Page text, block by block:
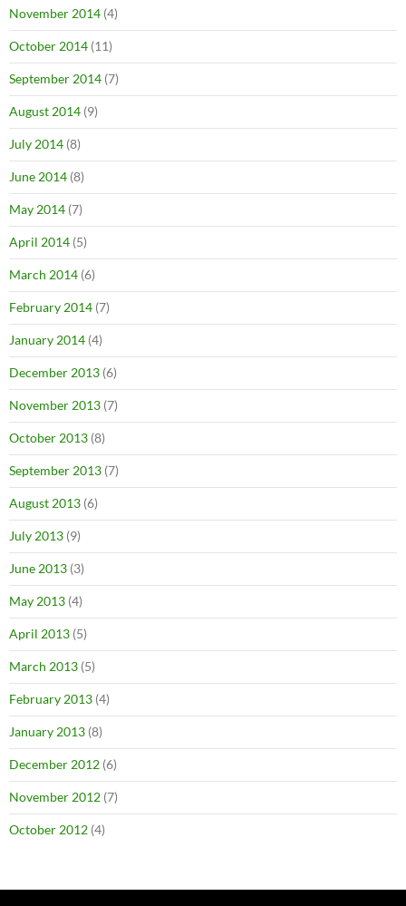
November 2014 (4)
October 2014 (11)
September 2014 (7)
August 2014 (9)
July 2014 (8)
June 2014 (8)
May 2014 (7)
April 2014 (5)
March 2014 (6)
February 2014 (7)
January 2014 (4)
December 2013 (6)
November 2013 (7)
October 2013 (8)
September 2013 (7)
August 2013 (6)
July 2013 (9)
June 2013 (3)
May 2013 (4)
April 2013 (5)
March 2013 (5)
February 2013 (4)
January 2013 (8)
December 2012 (6)
November 2012 (7)
October 2012 (4)